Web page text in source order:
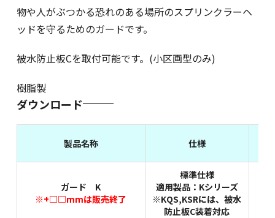
物や人がぶつかる恐れのある場所のスプリンクラーヘ
ッドを守るためのガードです。
被水防止板Cを取付可能です。(小区画型のみ)
樹脂製
ダウンロード
製品名称 仕様
ガード K
※+□□mmは販売終了
標準仕様
適用製品：Kシリーズ
※KQS,KSRには、被水
防止板C装着対応